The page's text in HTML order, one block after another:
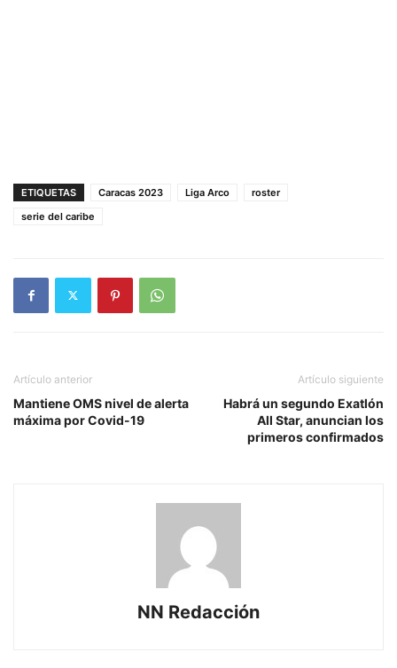
ETIQUETAS Caracas 2023 Liga Arco
roster
serie del caribe
Artículo anterior
Mantiene OMS nivel de alerta
máxima por Covid-19
Artículo siguiente
Habrá un segundo Exatlón
All Star, anuncian los
primeros confirmados
NN Redacción